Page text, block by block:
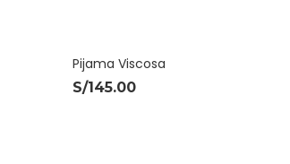
Pijama Viscosa
S/145.00